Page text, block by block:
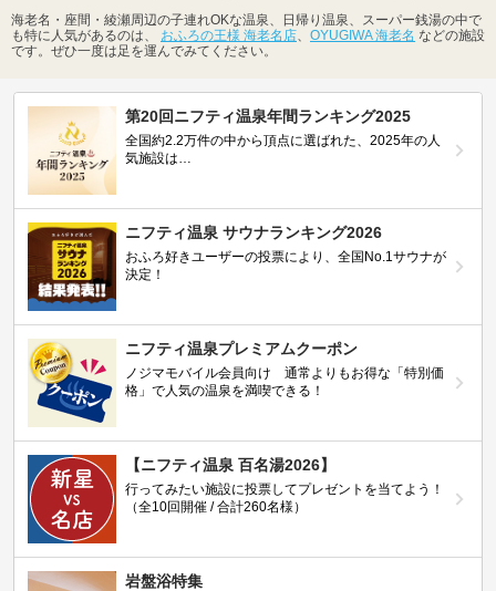
海老名・座間・綾瀬周辺の子連れOKな温泉、日帰り温泉、スーパー銭湯の中で
も特に人気があるのは、 おふろの王様 海老名店、 OYUGIWA 海老名 などの施設
です。ぜひ一度は足を運んでみてください。
第20回ニフティ温泉年間ランキング2025
全国約2.2万件の中から頂点に選ばれた、2025年の人
気施設は…
ニフティ温泉 サウナランキング2026
おふろ好きユーザーの投票により、全国No.1サウナが
決定！
ニフティ温泉プレミアムクーポン
ノジマモバイル会員向け 通常よりもお得な「特別価
格」で人気の温泉を満喫できる！
【ニフティ温泉 百名湯2026】
行ってみたい施設に投票してプレゼントを当てよう！
（全10回開催 / 合計260名様）
岩盤浴特集